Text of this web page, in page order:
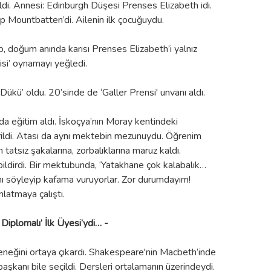
Annesi: Edinburgh Düşesi Prenses Elizabeth idi.
Mountbatten’di. Ailenin ilk çocuğuydu.
anında karısı Prenses Elizabeth’i yalnız
oynamayı yeğledi.
oldu. 20’sinde de ‘Galler Prensi' unvanı aldı.
eğitim aldı. İskoçya’nın Moray kentindeki
Atası da aynı mektebin mezunuydu. Öğrenim
şakalarına, zorbalıklarına maruz kaldı.
Bir mektubunda, ‘Yatakhane çok kalabalık…
söyleyip kafama vuruyorlar. Zor durumdayım!
çalıştı.
İlk Üyesi’ydi… -
ortaya çıkardı. Shakespeare'nin Macbeth’inde
bile seçildi. Dersleri ortalamanın üzerindeydi.